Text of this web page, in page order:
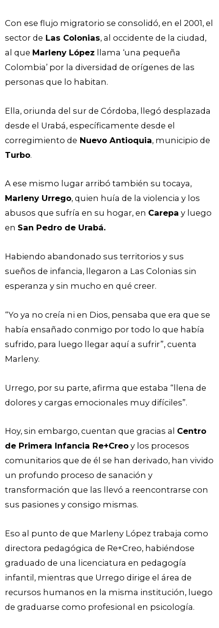
Con ese flujo migratorio se consolidó, en el 2001, el
sector de Las Colonias, al occidente de la ciudad,
al que Marleny López llama ‘una pequeña
Colombia’ por la diversidad de orígenes de las
personas que lo habitan.
Ella, oriunda del sur de Córdoba, llegó desplazada
desde el Urabá, específicamente desde el
corregimiento de Nuevo Antioquia, municipio de
Turbo.
A ese mismo lugar arribó también su tocaya,
Marleny Urrego, quien huía de la violencia y los
abusos que sufría en su hogar, en Carepa y luego
en San Pedro de Urabá.
Habiendo abandonado sus territorios y sus
sueños de infancia, llegaron a Las Colonias sin
esperanza y sin mucho en qué creer.
“Yo ya no creía ni en Dios, pensaba que era que se
había ensañado conmigo por todo lo que había
sufrido, para luego llegar aquí a sufrir”, cuenta
Marleny.
Urrego, por su parte, afirma que estaba “llena de
dolores y cargas emocionales muy difíciles”.
Hoy, sin embargo, cuentan que gracias al Centro
de Primera Infancia Re+Creo y los procesos
comunitarios que de él se han derivado, han vivido
un profundo proceso de sanación y
transformación que las llevó a reencontrarse con
sus pasiones y consigo mismas.
Eso al punto de que Marleny López trabaja como
directora pedagógica de Re+Creo, habiéndose
graduado de una licenciatura en pedagogía
infantil, mientras que Urrego dirige el área de
recursos humanos en la misma institución, luego
de graduarse como profesional en psicología.